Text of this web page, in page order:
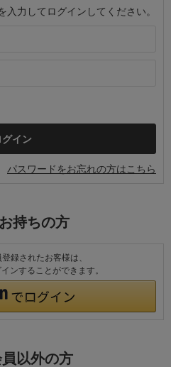
入力してログインしてください。
パスワードをお忘れの方はこちら
持ちの方
録されたお客様は、
ンすることができます。
以外の方